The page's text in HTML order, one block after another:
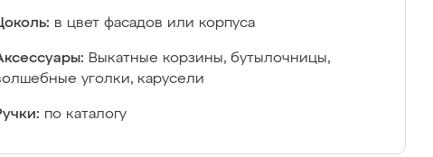
в цвет фасадов или корпуса
Выкатные корзины, бутылочницы,
уголки, карусели
по каталогу